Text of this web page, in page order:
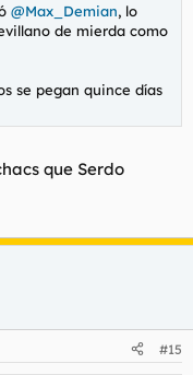
@Max_Demian, lo
de mierda como
se pegan quince días
que Serdo
#15